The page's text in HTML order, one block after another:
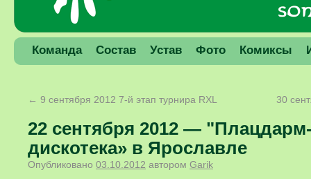
Команда Состав Устав Фото Комиксы
← 9 сентября 2012 7-й этап турнира RXL 30
22 сентября 2012 —
дискотека» в Ярославле
Опубликовано 03.10.2012 автором Garik